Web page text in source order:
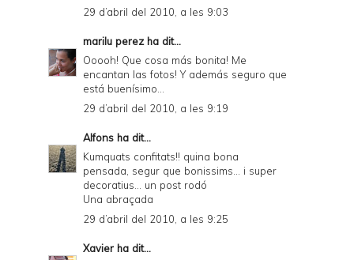
29 d’abril del 2010, a les 9:03
marilu perez ha dit...
Ooooh! Que cosa más bonita! Me
encantan las fotos! Y además seguro que
está buenísimo...
29 d’abril del 2010, a les 9:19
Alfons ha dit...
Kumquats confitats!! quina bona
pensada, segur que bonissims... i super
decoratius... un post rodó
Una abraçada
29 d’abril del 2010, a les 9:25
Xavier ha dit...